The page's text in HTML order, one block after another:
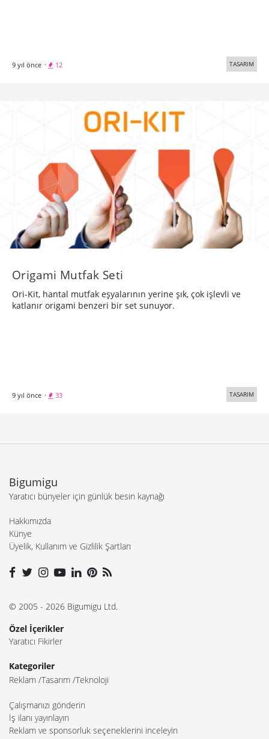
9 yıl önce · 12 TASARIM
Origami Mutfak Seti
Ori-Kit, hantal mutfak eşyalarının yerine şık, çok işlevli ve
katlanır origami benzeri bir set sunuyor.
9 yıl önce · 33 TASARIM
Bigumigu
Yaratıcı bünyeler için günlük besin kaynağı
Hakkımızda
Künye
Üyelik, Kullanım ve Gizlilik Şartları
© 2005 - 2026 Bigumigu Ltd.
Özel İçerikler
Yaratıcı Fikirler
Kategoriler
Reklam Tasarım Teknoloji
Çalışmanızı gönderin
İş ilanı yayınlayın
Reklam ve sponsorluk seçeneklerini inceleyin